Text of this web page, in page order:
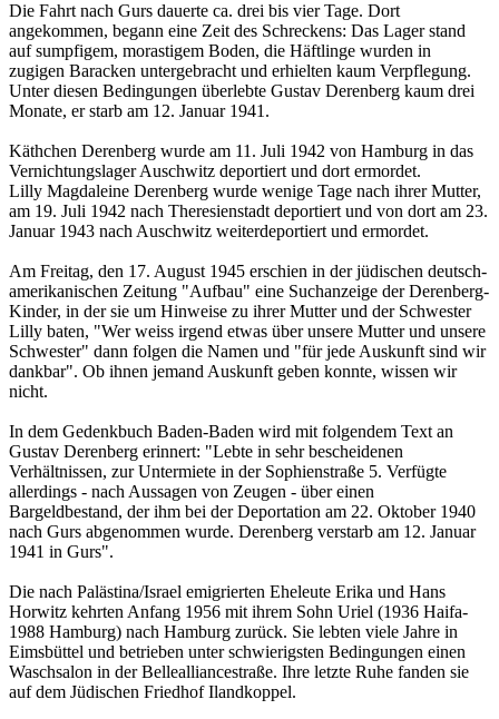
Die Fahrt nach Gurs dauerte ca. drei bis vier Tage. Dort
angekommen, begann eine Zeit des Schreckens: Das Lager stand
auf sumpfigem, morastigem Boden, die Häftlinge wurden in
zugigen Baracken untergebracht und erhielten kaum Verpflegung.
Unter diesen Bedingungen überlebte Gustav Derenberg kaum drei
Monate, er starb am 12. Januar 1941.
Käthchen Derenberg wurde am 11. Juli 1942 von Hamburg in das
Vernichtungslager Auschwitz deportiert und dort ermordet.
Lilly Magdaleine Derenberg wurde wenige Tage nach ihrer Mutter,
am 19. Juli 1942 nach Theresienstadt deportiert und von dort am 23.
Januar 1943 nach Auschwitz weiterdeportiert und ermordet.
Am Freitag, den 17. August 1945 erschien in der jüdischen deutsch-
amerikanischen Zeitung "Aufbau" eine Suchanzeige der Derenberg-
Kinder, in der sie um Hinweise zu ihrer Mutter und der Schwester
Lilly baten, "Wer weiss irgend etwas über unsere Mutter und unsere
Schwester" dann folgen die Namen und "für jede Auskunft sind wir
dankbar". Ob ihnen jemand Auskunft geben konnte, wissen wir
nicht.
In dem Gedenkbuch Baden-Baden wird mit folgendem Text an
Gustav Derenberg erinnert: "Lebte in sehr bescheidenen
Verhältnissen, zur Untermiete in der Sophienstraße 5. Verfügte
allerdings - nach Aussagen von Zeugen - über einen
Bargeldbestand, der ihm bei der Deportation am 22. Oktober 1940
nach Gurs abgenommen wurde. Derenberg verstarb am 12. Januar
1941 in Gurs".
Die nach Palästina/Israel emigrierten Eheleute Erika und Hans
Horwitz kehrten Anfang 1956 mit ihrem Sohn Uriel (1936 Haifa-
1988 Hamburg) nach Hamburg zurück. Sie lebten viele Jahre in
Eimsbüttel und betrieben unter schwierigsten Bedingungen einen
Waschsalon in der Bellealliancestraße. Ihre letzte Ruhe fanden sie
auf dem Jüdischen Friedhof Ilandkoppel.